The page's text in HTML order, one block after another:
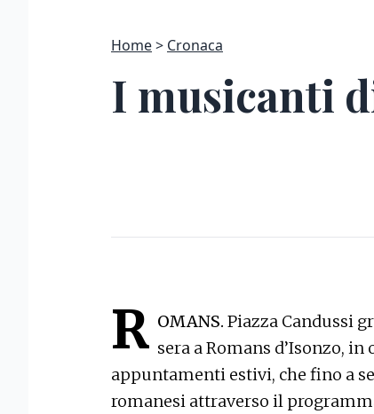
Home Cronaca
I musicanti
R OMANS. Piazza Candussi
sera a Romans d’Isonzo,
appuntamenti estivi, che fino a
romanesi attraverso il